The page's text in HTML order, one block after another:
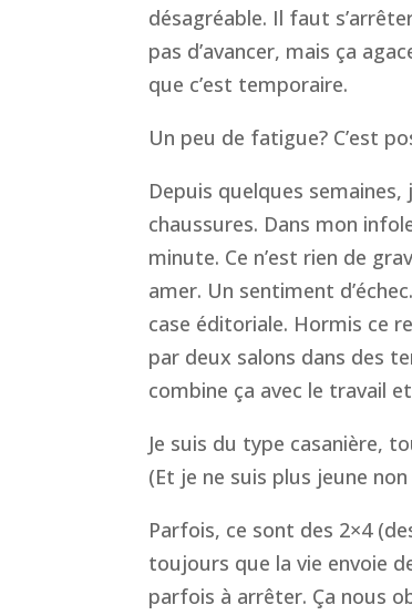
désagréable. Il faut
pas d’avancer, mais ça
que c’est temporaire.
Un peu de fatigue? C’est
Depuis quelques semaines,
chaussures. Dans mon
minute. Ce n’est rien de
amer. Un sentiment
case éditoriale. Hormis ce
par deux salons dans des
combine ça avec le travail
Je suis du type casanière,
(Et je ne suis plus jeune
Parfois, ce sont des 2×4
toujours que la vie envoie
parfois à arrêter. Ça nous